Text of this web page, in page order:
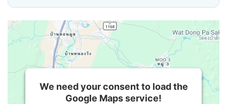
We need your consent to load the
Google Maps service!